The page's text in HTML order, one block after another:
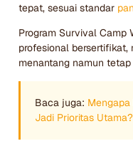
tepat, sesuai standar
Program Survival Camp
profesional bersertifikat,
menantang namun
Baca juga: Mengapa
Jadi Prioritas Utama?